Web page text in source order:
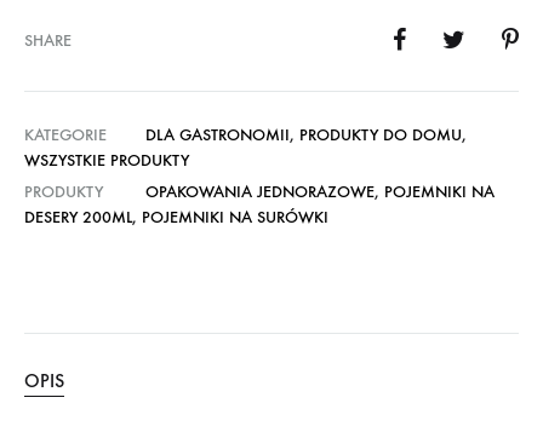
SHARE
KATEGORIE DLA GASTRONOMII, PRODUKTY DO DOMU,
WSZYSTKIE PRODUKTY
PRODUKTY
OPAKOWANIA JEDNORAZOWE, POJEMNIKI NA
DESERY 200ML, POJEMNIKI NA SURÓWKI
OPIS